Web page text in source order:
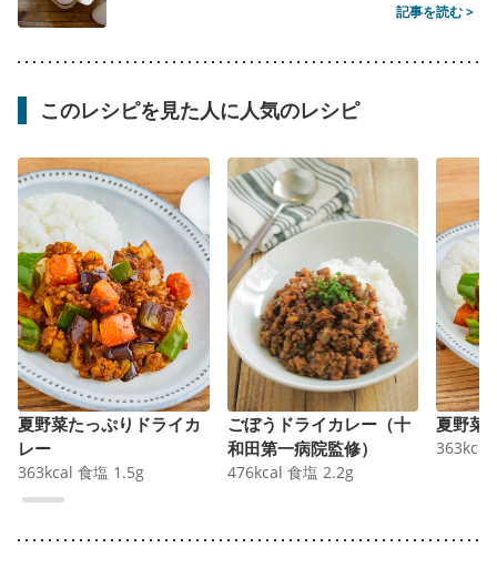
記事を読む >
このレシピを見た人に人気のレシピ
夏野菜たっぷりドライカ
レー
363kcal 食塩 1.5g
ごぼうドライカレー（十
和田第一病院監修）
476kcal 食塩 2.2g
夏野菜
363kcal